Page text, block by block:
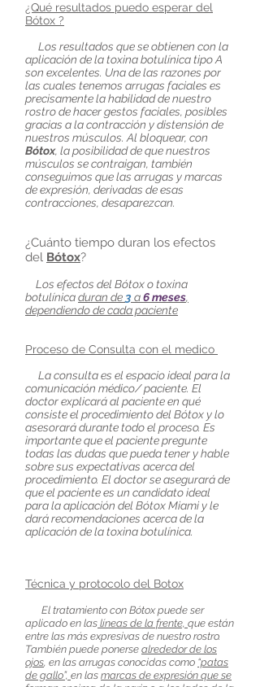
¿Qué resultados puedo esperar del
Bótox ?
Los resultados que se obtienen con la
aplicación de la toxina botulínica tipo A
son excelentes. Una de las razones por
las cuales tenemos arrugas faciales es
precisamente la habilidad de nuestro
rostro de hacer gestos faciales, posibles
gracias a la contracción y distensión de
nuestros músculos. Al bloquear, con
Bótox, la posibilidad de que nuestros
músculos se contraigan, también
conseguimos que las arrugas y marcas
de expresión, derivadas de esas
contracciones, desaparezcan.
¿Cuánto tiempo duran los efectos
del Bótox?
Los efectos del Bótox o toxina
botulínicaduran de 3 a6 meses,
dependiendo de cada paciente
Proceso de Consulta con el medico
La consulta es el espacio ideal para la
comunicación médico/ paciente. El
doctor explicará al paciente en qué
consiste el procedimiento del Bótox y lo
asesorará durante todo el proceso. Es
importante que el paciente pregunte
todas las dudas que pueda tener y hable
sobre sus expectativas acerca del
procedimiento. El doctor se asegurará de
que el paciente es un candidato ideal
para la aplicación del Bótox Miami y le
dará recomendaciones acerca de la
aplicación de la toxina botulínica.
Técnica y protocolo del Botox
El tratamiento con Bótox puede ser
aplicado en las líneas de la frente, que están
entre las más expresivas de nuestro rostro.
También puede ponerse alrededor de los
ojos, en las arrugas conocidas como “patas
de gallo”, en las marcas de expresión que se